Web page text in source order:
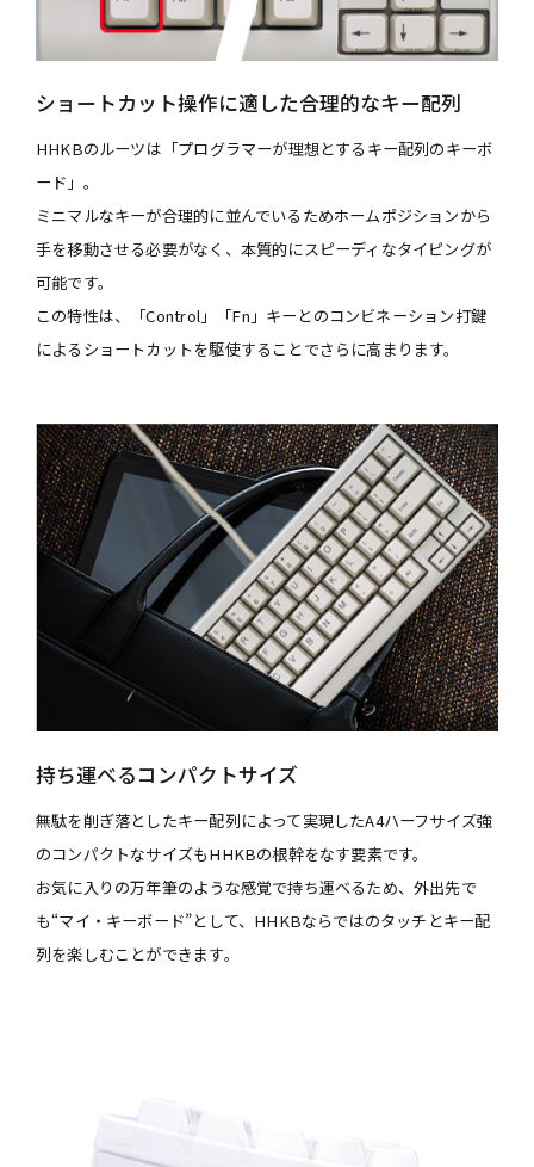
ショートカット操作に適した合理的なキー配列
HHKBのルーツは「プログラマーが理想とするキー配列のキーボ
ード」。
ミニマルなキーが合理的に並んでいるためホームポジションから
手を移動させる必要がなく、本質的にスピーディなタイピングが
可能です。
この特性は、「Control」「Fn」キーとのコンビネーション打鍵
によるショートカットを駆使することでさらに高まります。
持ち運べるコンパクトサイズ
無駄を削ぎ落としたキー配列によって実現したA4ハーフサイズ強
のコンパクトなサイズもHHKBの根幹をなす要素です。
お気に入りの万年筆のような感覚で持ち運べるため、外出先で
も“マイ・キーボード”として、HHKBならではのタッチとキー配
列を楽しむことができます。